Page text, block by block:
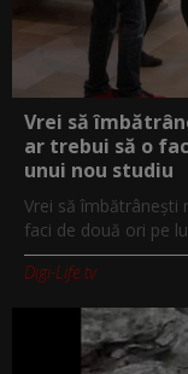
Vrei să
ar trebui să o
unui nou studiu
Vrei să îmbătrânești
faci de două ori pe
Digi-Life.tv